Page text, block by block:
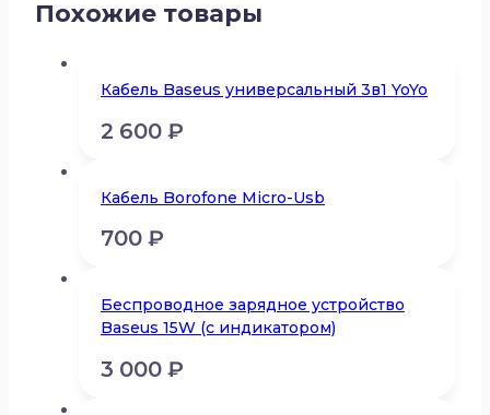
Похожие товары
Кабель Baseus универсальный 3в1 YoYo
2 600 ₽
Кабель Borofone Micro-Usb
700 ₽
Беспроводное зарядное устройство
Baseus 15W (с индикатором)
3 000 ₽